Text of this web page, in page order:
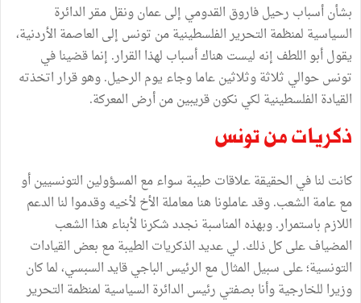
بشأنأسباب رحيلفاروق القدومي إلىعمانونقلمقرالدائرة
السياسية لمنظمة التحريرالفلسطينيةمن تونس إلى العاصمة الأردنية،
يقولأبواللطف إنه ليست هناكأسباب لهذا القرار. إنماقضينافي
تونسحوالي ثلاثةوثلاثينعاماوجاء يوم الرحيل.وهوقراراتخذته
القيادة الفلسطينية لكي نكونقريبينمنأرض المعركة.
ذكريات من تونس
كانت لنافي الحقيقةعلاقات طيبة سواءمع المسؤولين التونسيينأو
مععامة الشعب.وقدعاملونا هنامعاملة الأخ لأخيهوقدموا لنا الدعم
اللازم باستمرار.وبهذه المناسبة نجددشكرنا لأبناء هذا الشعب
المضيافعلىكلذلك. ليعديدالذكريات الطيبةمع بعض القيادات
التونسية؛على سبيل المثالمع الرئيس الباجيقايدالسبسي،لماكان
وزيرا للخارجيةوأنا بصفتي رئيس الدائرة السياسية لمنظمة التحرير